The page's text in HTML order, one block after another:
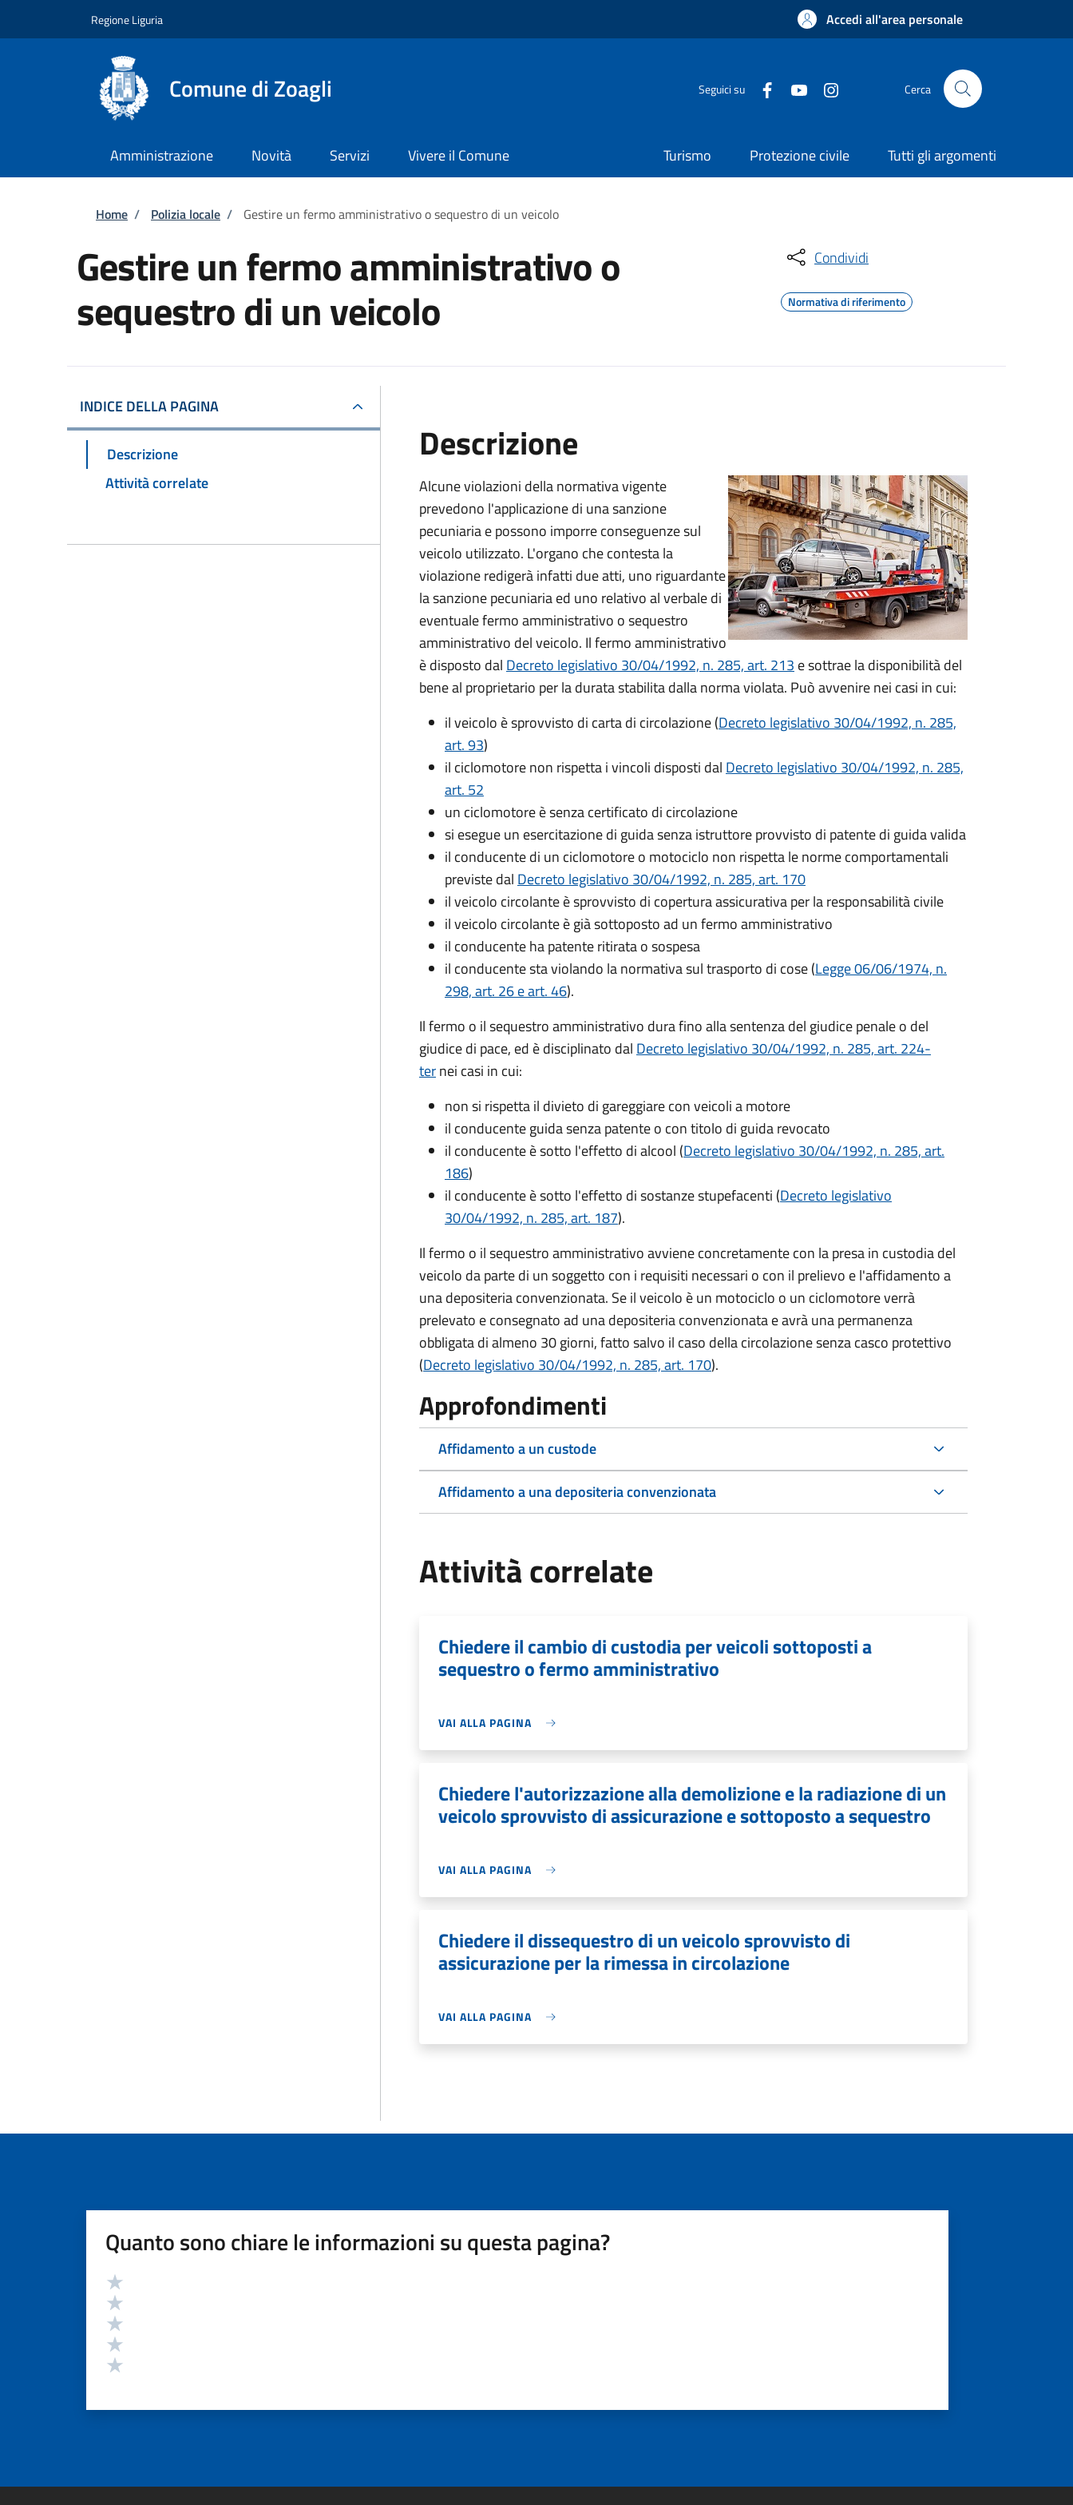
Regione Liguria Accedi all'area personale
Comune di Zoagli Seguici su Cerca
Amministrazione Novità Servizi Vivere il Comune Turismo Protezione civile Tutti gli argomenti
Briciole di pane
Home / Polizia locale / Gestire un fermo amministrativo o sequestro di un veicolo
Gestire un fermo amministrativo o
sequestro di un veicolo
Condividi
Normativa di riferimento
INDICE DELLA PAGINA
Descrizione
Attività correlate
Descrizione
Alcune violazioni della normativa vigente
prevedono l'applicazione di una sanzione
pecuniaria e possono imporre conseguenze sul
veicolo utilizzato. L'organo che contesta la
violazione redigerà infatti due atti, uno riguardante
la sanzione pecuniaria ed uno relativo al verbale di
eventuale fermo amministrativo o sequestro
amministrativo del veicolo. Il fermo amministrativo
è disposto dal Decreto legislativo 30/04/1992, n. 285, art. 213 e sottrae la disponibilità del
bene al proprietario per la durata stabilita dalla norma violata. Può avvenire nei casi in cui:
il veicolo è sprovvisto di carta di circolazione (Decreto legislativo 30/04/1992, n. 285,
art. 93)
il ciclomotore non rispetta i vincoli disposti dal Decreto legislativo 30/04/1992, n. 285,
art. 52
un ciclomotore è senza certificato di circolazione
si esegue un esercitazione di guida senza istruttore provvisto di patente di guida valida
il conducente di un ciclomotore o motociclo non rispetta le norme comportamentali
previste dal Decreto legislativo 30/04/1992, n. 285, art. 170
il veicolo circolante è sprovvisto di copertura assicurativa per la responsabilità civile
il veicolo circolante è già sottoposto ad un fermo amministrativo
il conducente ha patente ritirata o sospesa
il conducente sta violando la normativa sul trasporto di cose (Legge 06/06/1974, n.
298, art. 26 e art. 46).
Il fermo o il sequestro amministrativo dura fino alla sentenza del giudice penale o del
giudice di pace, ed è disciplinato dal Decreto legislativo 30/04/1992, n. 285, art. 224-
ternei casi in cui:
non si rispetta il divieto di gareggiare con veicoli a motore
il conducente guida senza patente o con titolo di guida revocato
il conducente è sotto l'effetto di alcool (Decreto legislativo 30/04/1992, n. 285, art.
186)
il conducente è sotto l'effetto di sostanze stupefacenti (Decreto legislativo
30/04/1992, n. 285, art. 187).
Il fermo o il sequestro amministrativo avviene concretamente con la presa in custodia del
veicolo da parte di un soggetto con i requisiti necessari o con il prelievo e l'affidamento a
una depositeria convenzionata. Se il veicolo è un motociclo o un ciclomotore verrà
prelevato e consegnato ad una depositeria convenzionata e avrà una permanenza
obbligata di almeno 30 giorni, fatto salvo il caso della circolazione senza casco protettivo
(Decreto legislativo 30/04/1992, n. 285, art. 170).
Approfondimenti
Affidamento a un custode
Affidamento a una depositeria convenzionata
Attività correlate
Chiedere il cambio di custodia per veicoli sottoposti a
sequestro o fermo amministrativo
VAI ALLA PAGINA
Chiedere l'autorizzazione alla demolizione e la radiazione di un
veicolo sprovvisto di assicurazione e sottoposto a sequestro
VAI ALLA PAGINA
Chiedere il dissequestro di un veicolo sprovvisto di
assicurazione per la rimessa in circolazione
VAI ALLA PAGINA
Quanto sono chiare le informazioni su questa pagina?
Valutazione